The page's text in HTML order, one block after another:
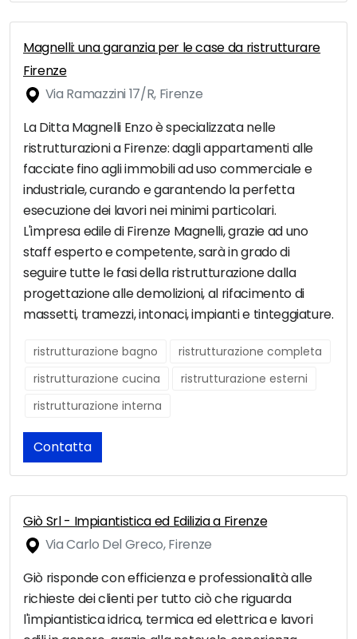
Magnelli: una garanzia per le case da ristrutturare
Firenze
Via Ramazzini 17/R, Firenze
La Ditta Magnelli Enzo è specializzata nelle
ristrutturazioni a Firenze: dagli appartamenti alle
facciate fino agli immobili ad uso commerciale e
industriale, curando e garantendo la perfetta
esecuzione dei lavori nei minimi particolari.
L'impresa edile di Firenze Magnelli, grazie ad uno
staff esperto e competente, sarà in grado di
seguire tutte le fasi della ristrutturazione dalla
progettazione alle demolizioni, al rifacimento di
massetti, tramezzi, intonaci, impianti e tinteggiature.
ristrutturazione bagno
ristrutturazione completa
ristrutturazione cucina
ristrutturazione esterni
ristrutturazione interna
Contatta
Giò Srl - Impiantistica ed Edilizia a Firenze
Via Carlo Del Greco, Firenze
Giò risponde con efficienza e professionalità alle
richieste dei clienti per tutto ciò che riguarda
l'impiantistica idrica, termica ed elettrica e lavori